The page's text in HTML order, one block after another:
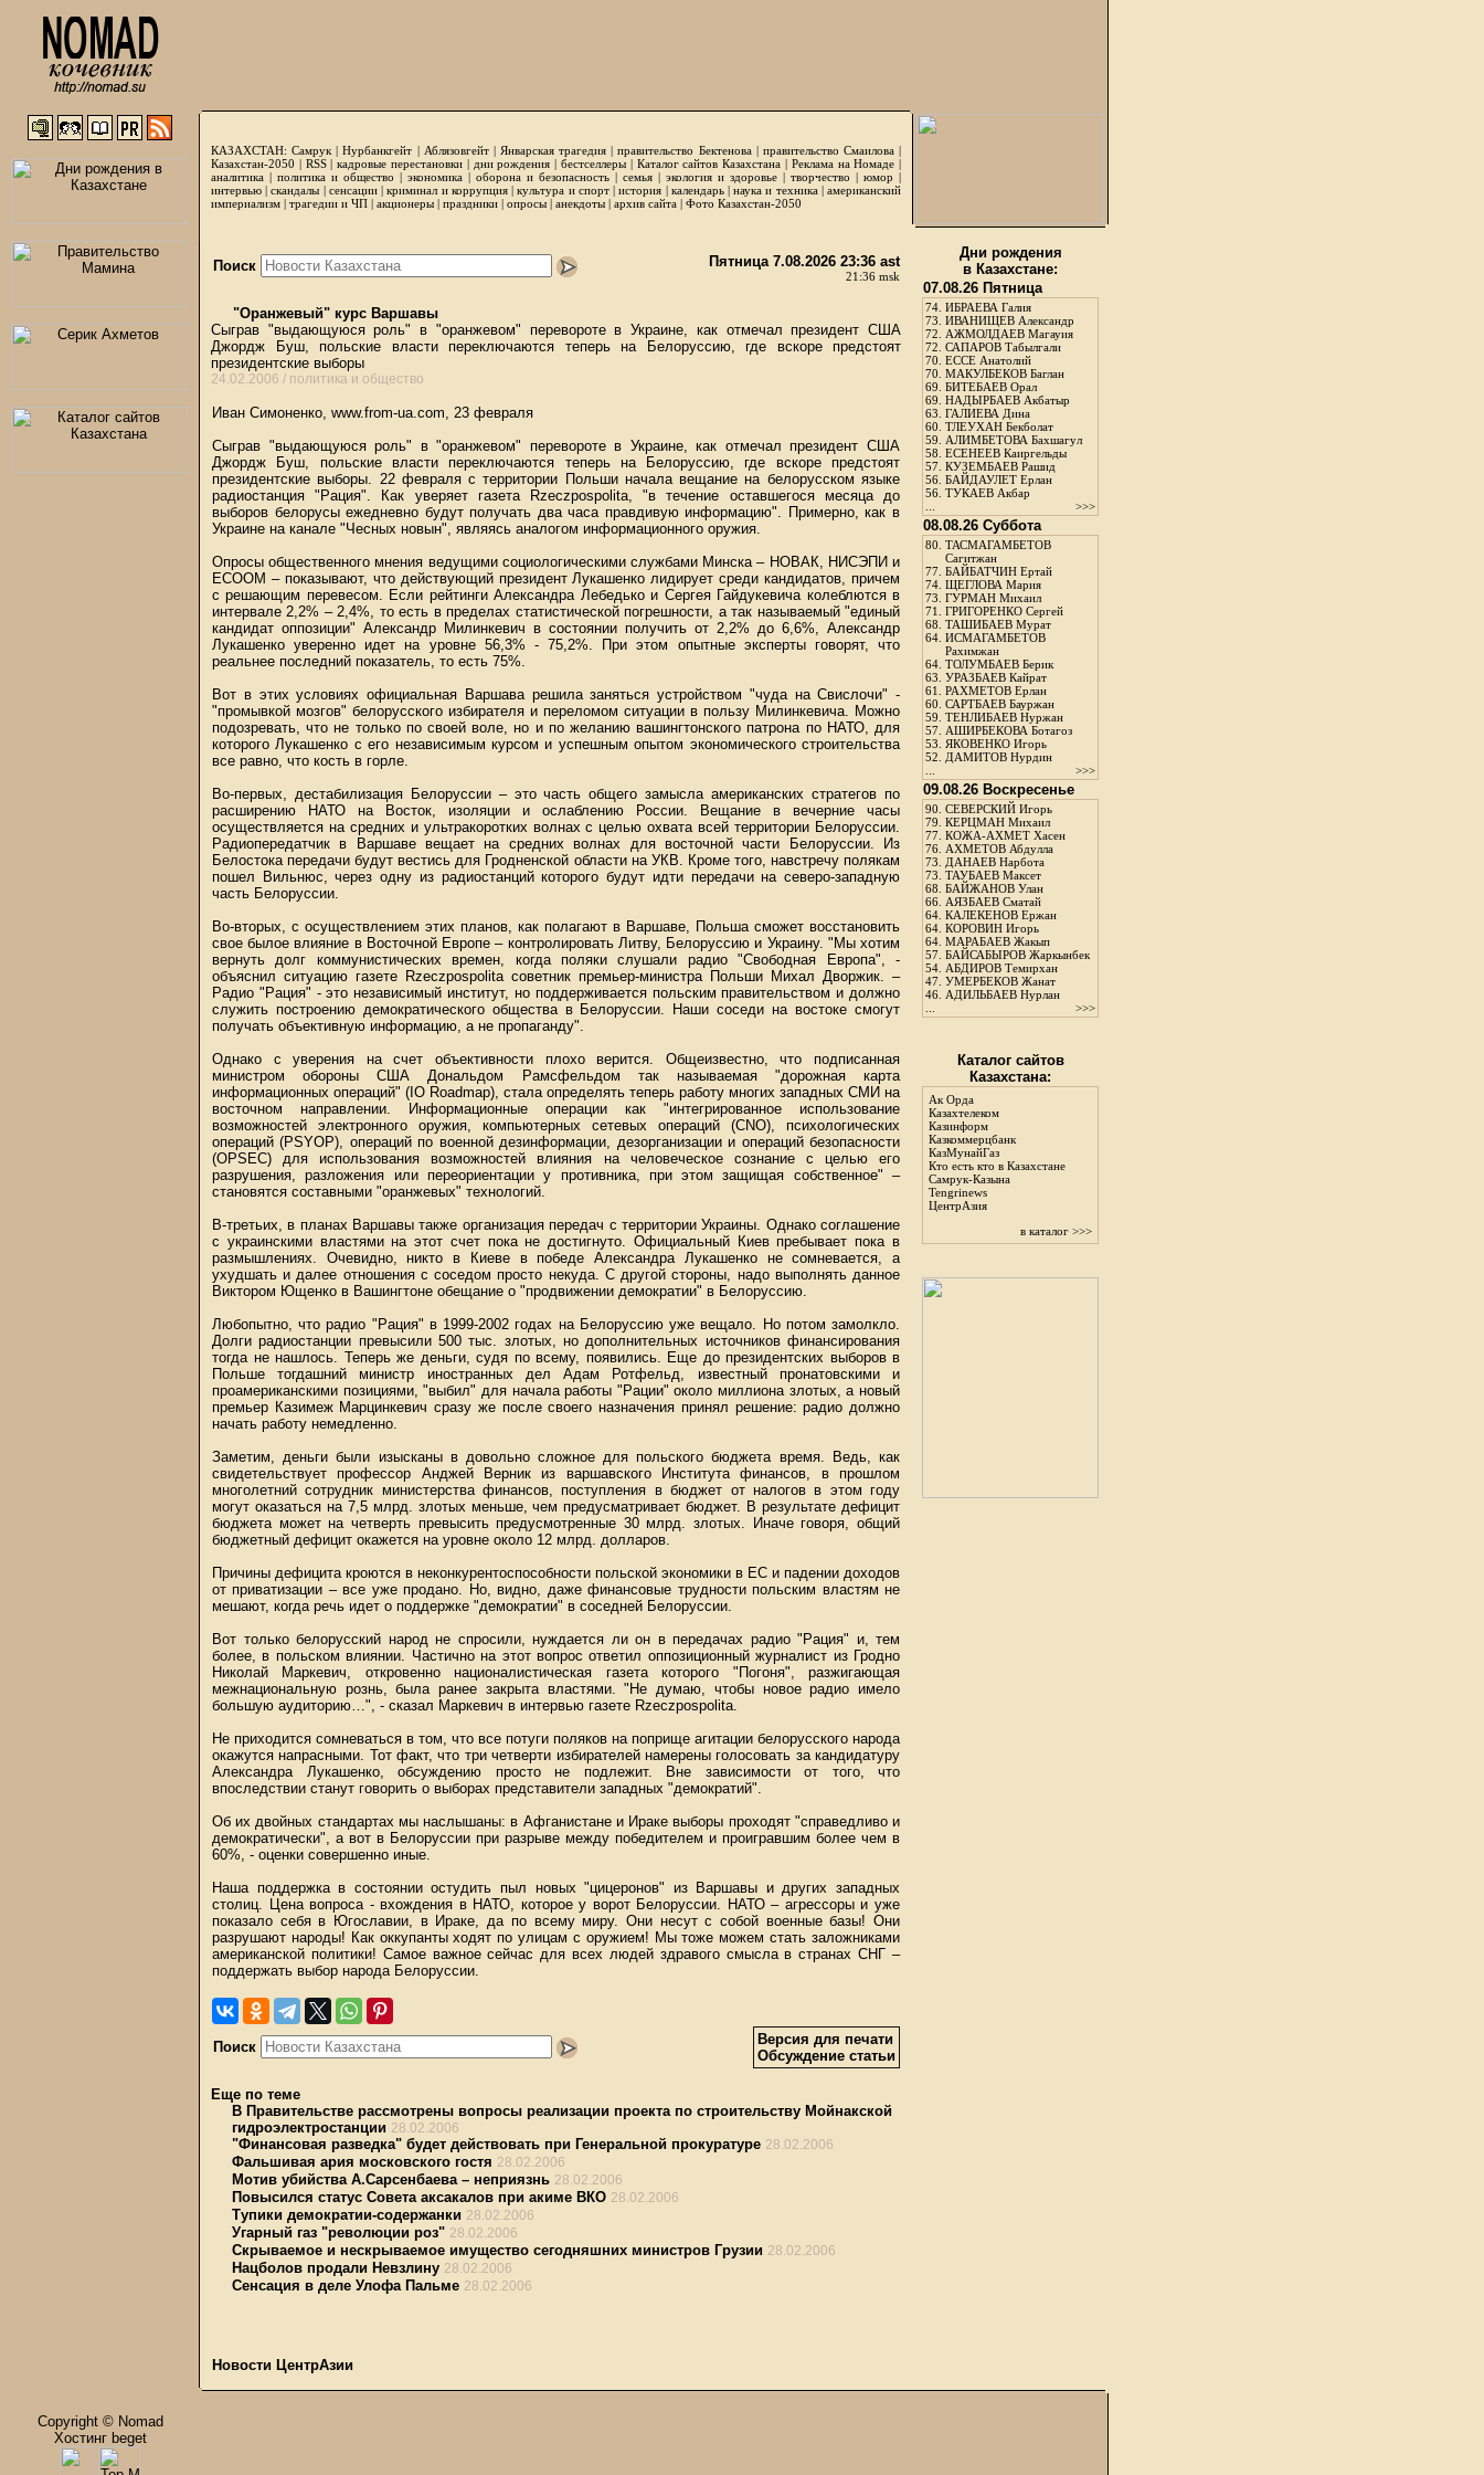
КАЗАХСТАН: Самрук |Нурбанкгейт | Аблязовгейт| Январская трагедия |правительство Бектенова| правительство Смаилова|
Казахстан-2050 | RSS|кадровые перестановки| дни рождения | бестселлеры| Каталог сайтов Казахстана | Реклама на Номаде |
аналитика | политика и общество | экономика | оборона и безопасность | семья | экология и здоровье | творчество | юмор |
интервью |скандалы | сенсации|криминал и коррупция|культура и спорт|история | календарь|наука и техника|американский
империализм | трагедии и ЧП | акционеры | праздники | опросы | анекдоты | архив сайта | Фото Казахстан-2050
Поиск Пятница 7.08.2026 23:36 ast
21:36 msk
"Оранжевый" курс Варшавы
Сыграв "выдающуюся роль" в "оранжевом" перевороте в Украине, как отмечал президент США
Джордж Буш, польские власти переключаются теперь на Белоруссию, где вскоре предстоят
президентские выборы
24.02.2006 / политика и общество
Иван Симоненко, www.from-ua.com, 23 февраля
Сыграв "выдающуюся роль" в "оранжевом" перевороте в Украине, как отмечал президент США
Джордж Буш, польские власти переключаются теперь на Белоруссию, где вскоре предстоят
президентские выборы. 22 февраля с территории Польши начала вещание на белорусском языке
радиостанция "Рация". Как уверяет газета Rzeczpospolita, "в течение оставшегося месяца до
выборов белорусы ежедневно будут получать два часа правдивую информацию". Примерно, как в
Украине на канале "Чесных новын", являясь аналогом информационного оружия.
Опросы общественного мнения ведущими социологическими службами Минска – НОВАК, НИСЭПИ и
ЕСООМ – показывают, что действующий президент Лукашенко лидирует среди кандидатов, причем
с решающим перевесом. Если рейтинги Александра Лебедько и Сергея Гайдукевича колеблются в
интервале 2,2% – 2,4%, то есть в пределах статистической погрешности, а так называемый "единый
кандидат оппозиции" Александр Милинкевич в состоянии получить от 2,2% до 6,6%, Александр
Лукашенко уверенно идет на уровне 56,3% - 75,2%. При этом опытные эксперты говорят, что
реальнее последний показатель, то есть 75%.
Вот в этих условиях официальная Варшава решила заняться устройством "чуда на Свислочи" -
"промывкой мозгов" белорусского избирателя и переломом ситуации в пользу Милинкевича. Можно
подозревать, что не только по своей воле, но и по желанию вашингтонского патрона по НАТО, для
которого Лукашенко с его независимым курсом и успешным опытом экономического строительства
все равно, что кость в горле.
Во-первых, дестабилизация Белоруссии – это часть общего замысла американских стратегов по
расширению НАТО на Восток, изоляции и ослаблению России. Вещание в вечерние часы
осуществляется на средних и ультракоротких волнах с целью охвата всей территории Белоруссии.
Радиопередатчик в Варшаве вещает на средних волнах для восточной части Белоруссии. Из
Белостока передачи будут вестись для Гродненской области на УКВ. Кроме того, навстречу полякам
пошел Вильнюс, через одну из радиостанций которого будут идти передачи на северо-западную
часть Белоруссии.
Во-вторых, с осуществлением этих планов, как полагают в Варшаве, Польша сможет восстановить
свое былое влияние в Восточной Европе – контролировать Литву, Белоруссию и Украину. "Мы хотим
вернуть долг коммунистических времен, когда поляки слушали радио "Свободная Европа", -
объяснил ситуацию газете Rzeczpospolita советник премьер-министра Польши Михал Дворжик. –
Радио "Рация" - это независимый институт, но поддерживается польским правительством и должно
служить построению демократического общества в Белоруссии. Наши соседи на востоке смогут
получать объективную информацию, а не пропаганду".
Однако с уверения на счет объективности плохо верится. Общеизвестно, что подписанная
министром обороны США Дональдом Рамсфельдом так называемая "дорожная карта
информационных операций" (IO Roadmap), стала определять теперь работу многих западных СМИ на
восточном направлении. Информационные операции как "интегрированное использование
возможностей электронного оружия, компьютерных сетевых операций (CNO), психологических
операций (PSYOP), операций по военной дезинформации, дезорганизации и операций безопасности
(OPSEC) для использования возможностей влияния на человеческое сознание с целью его
разрушения, разложения или переориентации у противника, при этом защищая собственное" –
становятся составными "оранжевых" технологий.
В-третьих, в планах Варшавы также организация передач с территории Украины. Однако соглашение
с украинскими властями на этот счет пока не достигнуто. Официальный Киев пребывает пока в
размышлениях. Очевидно, никто в Киеве в победе Александра Лукашенко не сомневается, а
ухудшать и далее отношения с соседом просто некуда. С другой стороны, надо выполнять данное
Виктором Ющенко в Вашингтоне обещание о "продвижении демократии" в Белоруссию.
Любопытно, что радио "Рация" в 1999-2002 годах на Белоруссию уже вещало. Но потом замолкло.
Долги радиостанции превысили 500 тыс. злотых, но дополнительных источников финансирования
тогда не нашлось. Теперь же деньги, судя по всему, появились. Еще до президентских выборов в
Польше тогдашний министр иностранных дел Адам Ротфельд, известный пронатовскими и
проамериканскими позициями, "выбил" для начала работы "Рации" около миллиона злотых, а новый
премьер Казимеж Марцинкевич сразу же после своего назначения принял решение: радио должно
начать работу немедленно.
Заметим, деньги были изысканы в довольно сложное для польского бюджета время. Ведь, как
свидетельствует профессор Анджей Верник из варшавского Института финансов, в прошлом
многолетний сотрудник министерства финансов, поступления в бюджет от налогов в этом году
могут оказаться на 7,5 млрд. злотых меньше, чем предусматривает бюджет. В результате дефицит
бюджета может на четверть превысить предусмотренные 30 млрд. злотых. Иначе говоря, общий
бюджетный дефицит окажется на уровне около 12 млрд. долларов.
Причины дефицита кроются в неконкурентоспособности польской экономики в ЕС и падении доходов
от приватизации – все уже продано. Но, видно, даже финансовые трудности польским властям не
мешают, когда речь идет о поддержке "демократии" в соседней Белоруссии.
Вот только белорусский народ не спросили, нуждается ли он в передачах радио "Рация" и, тем
более, в польском влиянии. Частично на этот вопрос ответил оппозиционный журналист из Гродно
Николай Маркевич, откровенно националистическая газета которого "Погоня", разжигающая
межнациональную рознь, была ранее закрыта властями. "Не думаю, чтобы новое радио имело
большую аудиторию…", - сказал Маркевич в интервью газете Rzeczpospolita.
Не приходится сомневаться в том, что все потуги поляков на поприще агитации белорусского народа
окажутся напрасными. Тот факт, что три четверти избирателей намерены голосовать за кандидатуру
Александра Лукашенко, обсуждению просто не подлежит. Вне зависимости от того, что
впоследствии станут говорить о выборах представители западных "демократий".
Об их двойных стандартах мы наслышаны: в Афганистане и Ираке выборы проходят "справедливо и
демократически", а вот в Белоруссии при разрыве между победителем и проигравшим более чем в
60%, - оценки совершенно иные.
Наша поддержка в состоянии остудить пыл новых "цицеронов" из Варшавы и других западных
столиц. Цена вопроса - вхождения в НАТО, которое у ворот Белоруссии. НАТО – агрессоры и уже
показало себя в Югославии, в Ираке, да по всему миру. Они несут с собой военные базы! Они
разрушают народы! Как оккупанты ходят по улицам с оружием! Мы тоже можем стать заложниками
американской политики! Самое важное сейчас для всех людей здравого смысла в странах СНГ –
поддержать выбор народа Белоруссии.
Поиск
Версия для печати
Обсуждение статьи
Еще по теме
В Правительстве рассмотрены вопросы реализации проекта по строительству Мойнакской
гидроэлектростанции 28.02.2006
"Финансовая разведка" будет действовать при Генеральной прокуратуре 28.02.2006
Фальшивая ария московского гостя 28.02.2006
Мотив убийства А.Сарсенбаева – неприязнь 28.02.2006
Повысился статус Совета аксакалов при акиме ВКО 28.02.2006
Тупики демократии-содержанки 28.02.2006
Угарный газ "революции роз" 28.02.2006
Скрываемое и нескрываемое имущество сегодняшних министров Грузии 28.02.2006
Нацболов продали Невзлину 28.02.2006
Сенсация в деле Улофа Пальме 28.02.2006
Новости ЦентрАзии
Дни рождения
в Казахстане:
07.08.26 Пятница
74. ИБРАЕВА Галия
73. ИВАНИЩЕВ Александр
72. АЖМОЛДАЕВ Магауия
72. САПАРОВ Табылгали
70. ЕССЕ Анатолий
70. МАКУЛБЕКОВ Баглан
69. БИТЕБАЕВ Орал
69. НАДЫРБАЕВ Акбатыр
63. ГАЛИЕВА Дина
60. ТЛЕУХАН Бекболат
59. АЛИМБЕТОВА Бахшагул
58. ЕСЕНЕЕВ Каиргельды
57. КУЗЕМБАЕВ Рашид
56. БАЙДАУЛЕТ Ерлан
56. ТУКАЕВ Акбар
>>>
08.08.26 Суббота
80. ТАСМАГАМБЕТОВ
Сагитжан
77. БАЙБАТЧИН Ертай
74. ЩЕГЛОВА Мария
73. ГУРМАН Михаил
71. ГРИГОРЕНКО Сергей
68. ТАШИБАЕВ Мурат
64. ИСМАГАМБЕТОВ
Рахимжан
64. ТОЛУМБАЕВ Берик
63. УРАЗБАЕВ Кайрат
61. РАХМЕТОВ Ерлан
60. САРТБАЕВ Бауржан
59. ТЕНЛИБАЕВ Нуржан
57. АШИРБЕКОВА Ботагоз
53. ЯКОВЕНКО Игорь
52. ДАМИТОВ Нурдин
>>>
09.08.26 Воскресенье
90. СЕВЕРСКИЙ Игорь
79. КЕРЦМАН Михаил
77. КОЖА-АХМЕТ Хасен
76. АХМЕТОВ Абдулла
73. ДАНАЕВ Нарбота
73. ТАУБАЕВ Максет
68. БАЙЖАНОВ Улан
66. АЯЗБАЕВ Сматай
64. КАЛЕКЕНОВ Ержан
64. КОРОВИН Игорь
64. МАРАБАЕВ Жакып
57. БАЙСАБЫРОВ Жаркынбек
54. АБДИРОВ Темирхан
47. УМЕРБЕКОВ Жанат
46. АДИЛЬБАЕВ Нурлан
>>>
Каталог сайтов
Казахстана:
Ак Орда
Казахтелеком
Казинформ
Казкоммерцбанк
КазМунайГаз
Кто есть кто в Казахстане
Самрук-Казына
Tengrinews
ЦентрАзия
в каталог >>>
Copyright © Nomad
Хостинг beget